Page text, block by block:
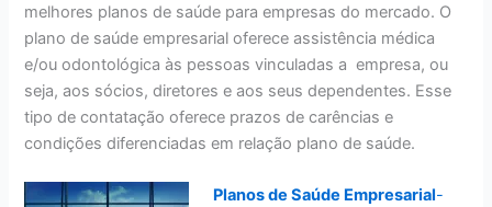
melhores planos de saúde para empresas do mercado. O
plano de saúde empresarial oferece assistência médica
e/ou odontológica às pessoas vinculadas a empresa, ou
seja, aos sócios, diretores e aos seus dependentes. Esse
tipo de contatação oferece prazos de carências e
condições diferenciadas em relação plano de saúde.
Planos de Saúde Empresarial-